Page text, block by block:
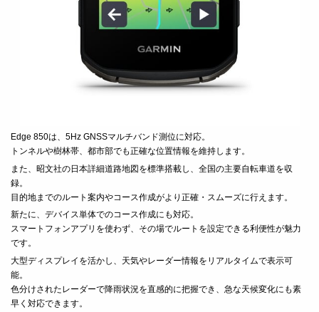
Edge 850は、5Hz GNSSマルチバンド測位に対応。
トンネルや樹林帯、都市部でも正確な位置情報を維持します。
また、昭文社の日本詳細道路地図を標準搭載し、全国の主要自転車道を収
録。
目的地までのルート案内やコース作成がより正確・スムーズに行えます。
新たに、デバイス単体でのコース作成にも対応。
スマートフォンアプリを使わず、その場でルートを設定できる利便性が魅力
です。
大型ディスプレイを活かし、天気やレーダー情報をリアルタイムで表示可
能。
色分けされたレーダーで降雨状況を直感的に把握でき、急な天候変化にも素
早く対応できます。